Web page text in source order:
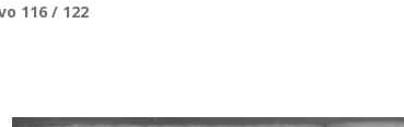
116 / 122